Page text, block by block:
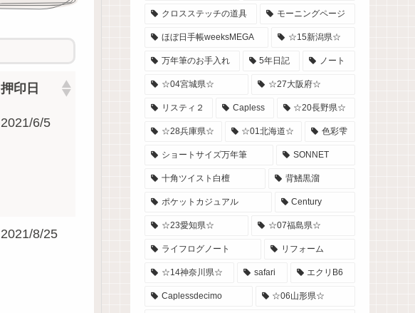
押印日
2021/6/5
2021/8/25
クロスステッチの道具 モーニングページ
ほぼ日手帳weeksMEGA ☆15新潟県☆
万年筆のお手入れ 5年日記 ノート
☆04宮城県☆ ☆27大阪府☆
リスティ２ Capless ☆20長野県☆
☆28兵庫県☆ ☆01北海道☆ 色彩雫
ショートサイズ万年筆 SONNET
十角ツイスト白檀 背鰭黒溜
ポケットカジュアル Century
☆23愛知県☆ ☆07福島県☆
ライフログノート リフォーム
☆14神奈川県☆ safari エクリB6
Caplessdecimo ☆06山形県☆